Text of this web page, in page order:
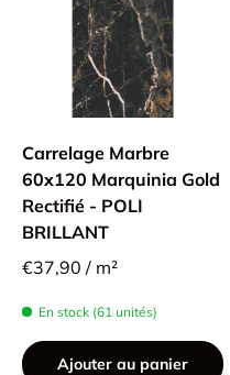
Carrelage Marbre
60x120 Marquinia Gold
Rectifié - POLI
BRILLANT
€37,90 / m²
En stock (61 unités)
Ajouter au panier